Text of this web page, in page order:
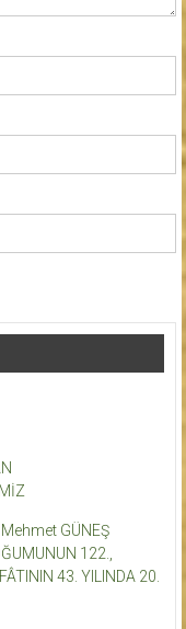
Mehmet GÜNEŞ
122.,
43. YILINDA 20.